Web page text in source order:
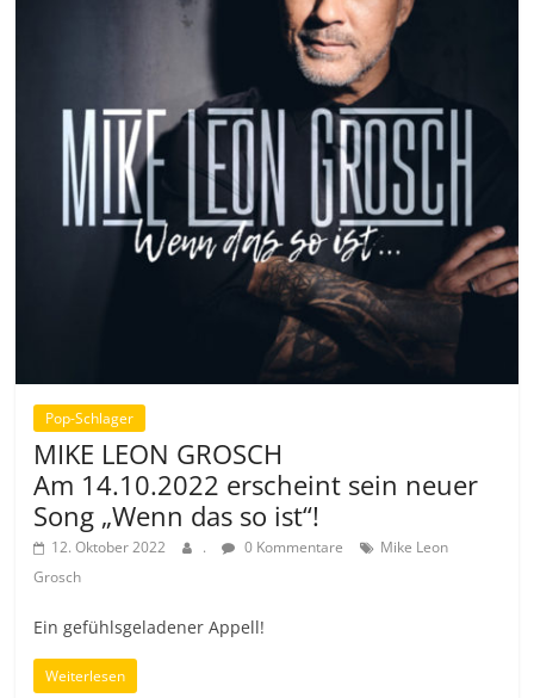
Pop-Schlager
MIKE LEON GROSCH
Am 14.10.2022 erscheint sein neuer
Song „Wenn das so ist“!
12. Oktober 2022 . 0 Kommentare
Mike Leon
Grosch
Ein gefühlsgeladener Appell!
Weiterlesen